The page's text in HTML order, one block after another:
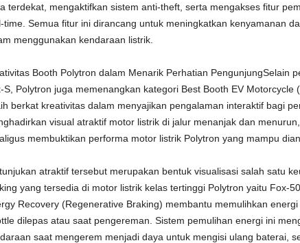
terdekat, mengaktifkan sistem anti-theft, serta mengakses fitur
time. Semua fitur ini dirancang untuk meningkatkan kenyamanan
menggunakan kendaraan listrik.
Booth Polytron dalam Menarik Perhatian PengunjungSelain
S, Polytron juga memenangkan kategori Best Booth EV Motorcycle
berkat kreativitas dalam menyajikan pengalaman interaktif bagi
visual atraktif motor listrik di jalur menanjak dan
membuktikan performa motor listrik Polytron yang mampu
atraktif tersebut merupakan bentuk visualisasi salah satu
yang tersedia di motor listrik kelas tertinggi Polytron yaitu Fox-
Recovery (Regenerative Braking) membantu memulihkan
dilepas atau saat pengereman. Sistem pemulihan energi ini
saat mengerem menjadi daya untuk mengisi ulang baterai,